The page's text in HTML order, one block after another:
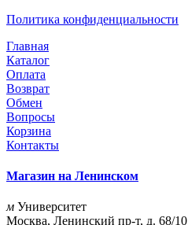
Политика конфиденциальности
Главная
Каталог
Оплата
Возврат
Обмен
Вопросы
Корзина
Контакты
Магазин на Ленинском
м Университет
Москва, Ленинский пр-т, д. 68/10